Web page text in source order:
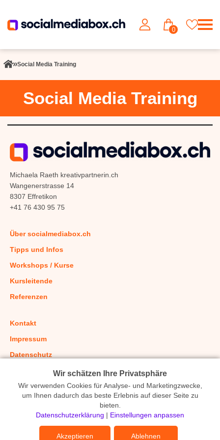
0
Social Media Training
Social Media Training
Michaela Raeth kreativpartnerin.ch
Wangenerstrasse 14
8307 Effretikon
+41 76 430 95 75
Über socialmediabox.ch
Tipps und Infos
Workshops / Kurse
Kursleitende
Referenzen
Kontakt
Impressum
Datenschutz
Wir schätzen Ihre Privatsphäre
Wir verwenden Cookies für Analyse- und Marketingzwecke,
um Ihnen dadurch das beste Erlebnis auf dieser Seite zu
bieten.
Datenschutzerklärung | Einstellungen anpassen
Akzeptieren Ablehnen